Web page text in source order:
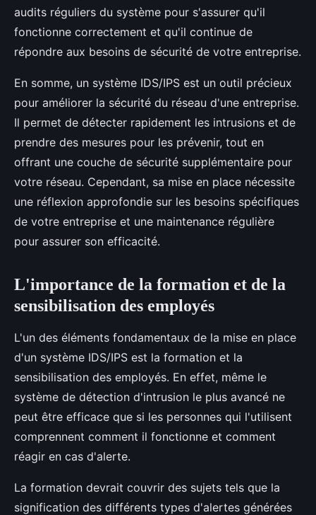
audits réguliers du système pour s'assurer qu'il
fonctionne correctement et qu'il continue de
répondre aux besoins de sécurité de votre entreprise.
En somme, un système IDS/IPS est un outil précieux
pour améliorer la sécurité du réseau d'une entreprise.
Il permet de détecter rapidement les intrusions et de
prendre des mesures pour les prévenir, tout en
offrant une couche de sécurité supplémentaire pour
votre réseau. Cependant, sa mise en place nécessite
une réflexion approfondie sur les besoins spécifiques
de votre entreprise et une maintenance régulière
pour assurer son efficacité.
L'importance de la formation et de la
sensibilisation des employés
L'un des éléments fondamentaux de la mise en place
d'un système IDS/IPS est la formation et la
sensibilisation des employés. En effet, même le
système de détection d'intrusion le plus avancé ne
peut être efficace que si les personnes qui l'utilisent
comprennent comment il fonctionne et comment
réagir en cas d'alerte.
La formation devrait couvrir des sujets tels que la
signification des différents types d'alertes générées